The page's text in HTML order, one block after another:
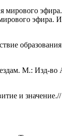
мирового
эфира.
М.: Изд-
и